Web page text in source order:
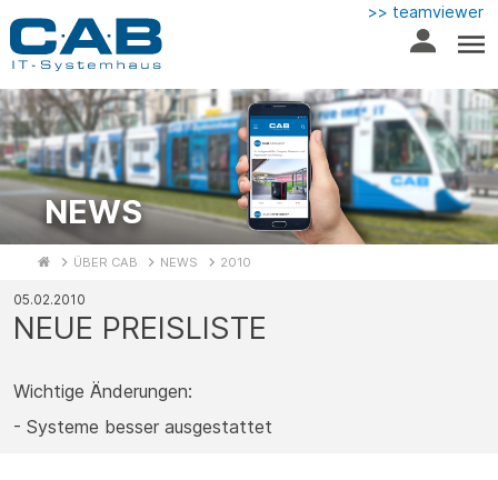
>> teamviewer
NEWS
ÜBER CAB NEWS 2010
05.02.2010
NEUE PREISLISTE
Wichtige Änderungen:
- Systeme besser ausgestattet